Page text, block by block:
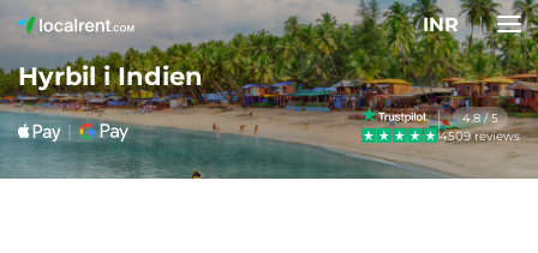
INR
Hyrbil i Indien
4.8 / 5
4509 reviews